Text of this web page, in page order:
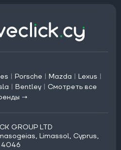
| Porsche | Mazda | Lexus |
| Bentley | Смотреть все
→
GROUP LTD
Limassol, Cyprus,
4046